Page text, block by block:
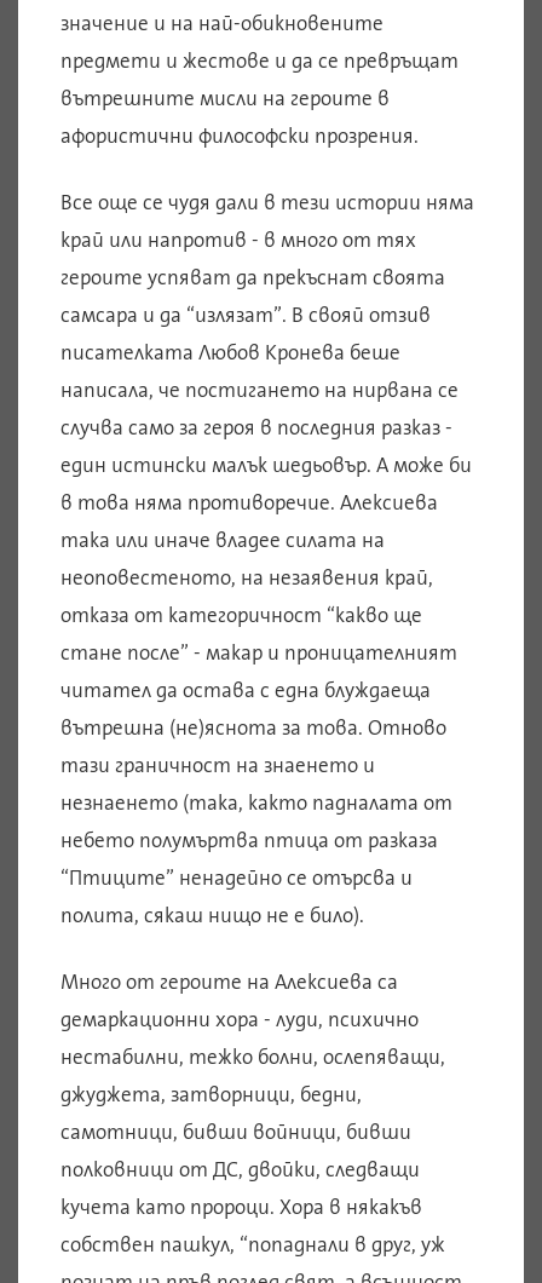
значение и на най-обикновените
предмети и жестове и да се превръщат
вътрешните мисли на героите в
афористични философски прозрения.
Все още се чудя дали в тези истории няма
край или напротив - в много от тях
героите успяват да прекъснат своята
самсара и да “излязат”. В свояй отзив
писателката Любов Кронева беше
написала, че постигането на нирвана се
случва само за героя в последния разказ -
един истински малък шедьовър. А може би
в това няма противоречие. Алексиева
така или иначе владее силата на
неоповестеното, на незаявения край,
отказа от категоричност “какво ще
стане после” - макар и проницателният
читател да остава с една блуждаеща
вътрешна (не)яснота за това. Отново
тази граничност на знаенето и
незнаенето (така, както падналата от
небето полумъртва птица от разказа
“Птиците” ненадейно се отърсва и
полита, сякаш нищо не е било).
Много от героите на Алексиева са
демаркационни хора - луди, психично
нестабилни, тежко болни, ослепяващи,
джуджета, затворници, бедни,
самотници, бивши войници, бивши
полковници от ДС, двойки, следващи
кучета като пророци. Хора в някакъв
собствен пашкул, “попаднали в друг, уж